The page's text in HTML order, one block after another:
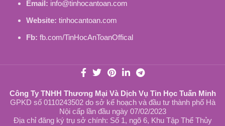
Email: info@tinhocantoan.com
Website: tinhocantoan.com
Fb: fb.com/TinHocAnToanOffical
Công Ty TNHH Thương Mại Và Dịch Vụ Tin Học Tuấn Minh
GPKD số 0110243502 do sở kế hoạch và đầu tư thành phố Hà
Nội cấp lần đầu ngày 07/02/2023
Địa chỉ đăng ký trụ sở chính: Số 1, ngõ 6, Khu Tập Thể Thủy